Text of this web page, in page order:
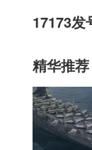
17173发
精华推荐